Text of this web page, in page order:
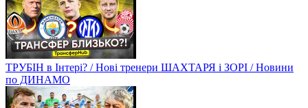
ТРУБІН в Інтері? / Нові тренери ШАХТАРЯ і ЗОРІ / Новини
по ДИНАМО